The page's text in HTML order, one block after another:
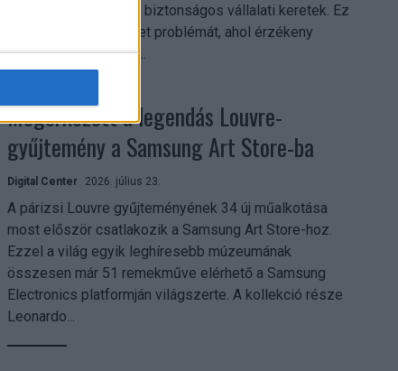
világos irányelvek és biztonságos vállalati keretek. Ez
különösen ott jelenthet problémát, ahol érzékeny
üzleti információkkal...
Megérkezett a legendás Louvre-
gyűjtemény a Samsung Art Store-ba
Digital Center 2026. július 23.
A párizsi Louvre gyűjteményének 34 új műalkotása
most először csatlakozik a Samsung Art Store-hoz.
Ezzel a világ egyik leghíresebb múzeumának
összesen már 51 remekműve elérhető a Samsung
Electronics platformján világszerte. A kollekció része
Leonardo...